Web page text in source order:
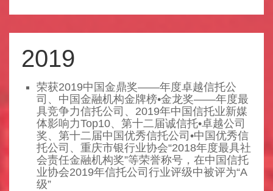
2019
荣获2019中国金鼎奖——年度卓越信托公
司、中国金融机构金牌榜•金龙奖——年度最
具竞争力信托公司、2019年中国信托业新媒
体影响力Top10、第十二届诚信托•卓越公司
奖、第十二届中国优秀信托公司•中国优秀信
托公司、重庆市银行业协会“2018年度最具社
会责任金融机构奖”等荣誉称号，在中国信托
业协会2019年信托公司行业评级中被评为“A
级”